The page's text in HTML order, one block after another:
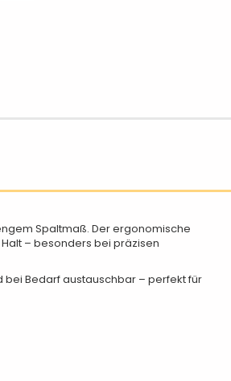
Spaltmaß. Der ergonomische
– besonders bei präzisen
bei Bedarf austauschbar – perfekt für